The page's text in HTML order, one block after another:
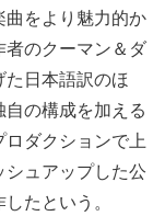
をより魅力的か
のクーマン＆ダ
日本語訳のほ
の構成を加える
ダクションで上
ュアップした公
たという。